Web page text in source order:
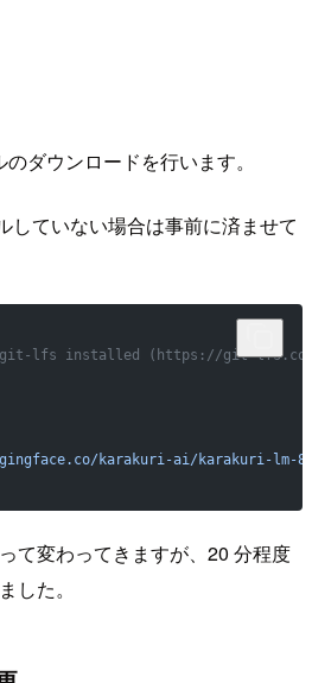
ダウンロードを行います。
していない場合は事前に済ませて
git-lfs installed (https://git-
karakuri-ai/karakuri-lm-
て変わってきますが、20 分程度
した。